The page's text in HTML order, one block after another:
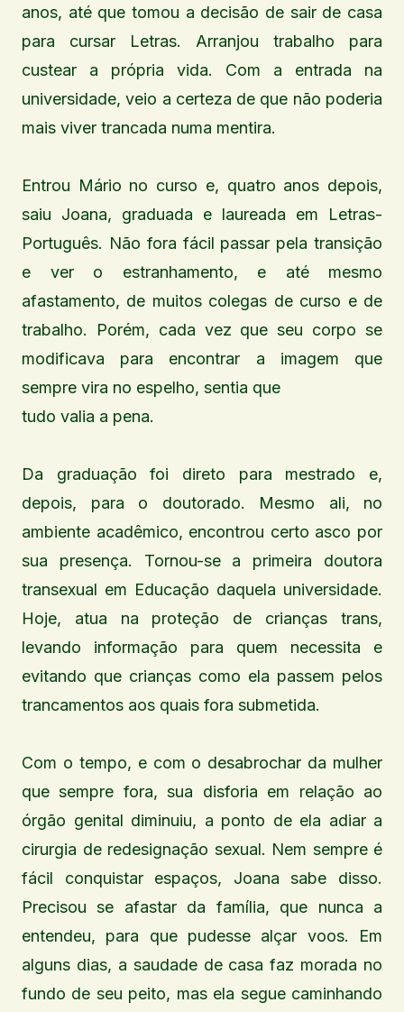
anos, até que tomou a decisão de sair de casa
para cursar Letras. Arranjou trabalho para
custear a própria vida. Com a entrada na
universidade, veio a certeza de que não poderia
mais viver trancada numa mentira.
Entrou Mário no curso e, quatro anos depois,
saiu Joana, graduada e laureada em Letras-
Português. Não fora fácil passar pela transição
e ver o estranhamento, e até mesmo
afastamento, de muitos colegas de curso e de
trabalho. Porém, cada vez que seu corpo se
modificava para encontrar a imagem que
sempre vira no espelho, sentia que
tudo valia a pena.
Da graduação foi direto para mestrado e,
depois, para o doutorado. Mesmo ali, no
ambiente acadêmico, encontrou certo asco por
sua presença. Tornou-se a primeira doutora
transexual em Educação daquela universidade.
Hoje, atua na proteção de crianças trans,
levando informação para quem necessita e
evitando que crianças como ela passem pelos
trancamentos aos quais fora submetida.
Com o tempo, e com o desabrochar da mulher
que sempre fora, sua disforia em relação ao
órgão genital diminuiu, a ponto de ela adiar a
cirurgia de redesignação sexual. Nem sempre é
fácil conquistar espaços, Joana sabe disso.
Precisou se afastar da família, que nunca a
entendeu, para que pudesse alçar voos. Em
alguns dias, a saudade de casa faz morada no
fundo de seu peito, mas ela segue caminhando